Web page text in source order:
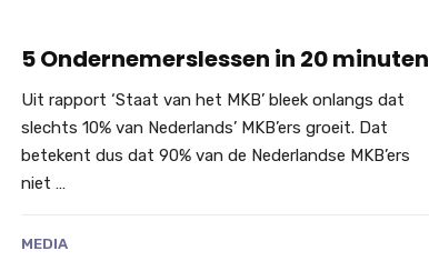
5 Ondernemerslessen in 20 minuten
Uit rapport ‘Staat van het MKB’ bleek onlangs dat
slechts 10% van Nederlands’ MKB’ers groeit. Dat
betekent dus dat 90% van de Nederlandse MKB’ers
niet …
MEDIA